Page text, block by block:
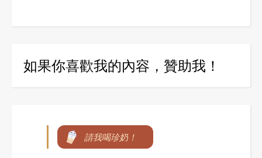
如果你喜歡我的內容，贊助我！
請我喝珍奶！